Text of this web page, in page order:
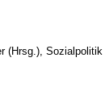
(Hrsg.),